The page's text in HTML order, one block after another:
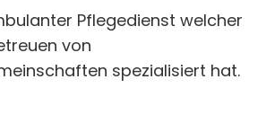
Pflegedienst welcher
von
spezialisiert hat.